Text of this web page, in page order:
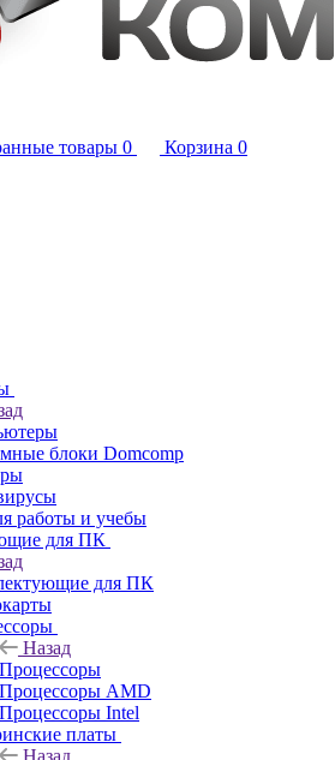
товары 0 Корзина 0
блоки Domcomp
работы и учебы
для ПК
для ПК
Назад
Процессоры
Процессоры AMD
Процессоры Intel
платы
Назад